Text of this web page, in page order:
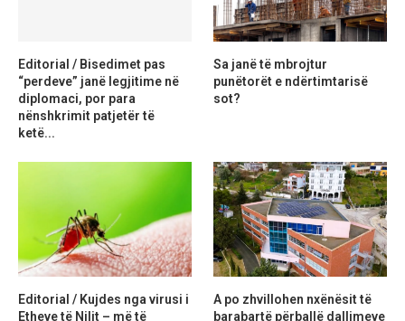
Editorial / Bisedimet pas
“perdeve” janë legjitime në
diplomaci, por para
nënshkrimit patjetër të
ketë...
Sa janë të mbrojtur
punëtorët e ndërtimtarisë
sot?
Editorial / Kujdes nga virusi i
Etheve të Nilit – më të
A po zhvillohen nxënësit të
barabartë përballë dallimeve